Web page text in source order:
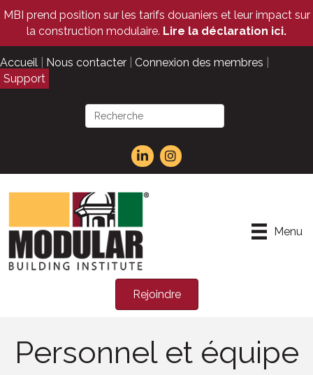
MBI prend position sur les tarifs douaniers et leur impact sur
la construction modulaire. Lire la déclaration ici.
Accueil Nous contacter Connexion des membres
Support
Menu
Rejoindre
Personnel et équipe